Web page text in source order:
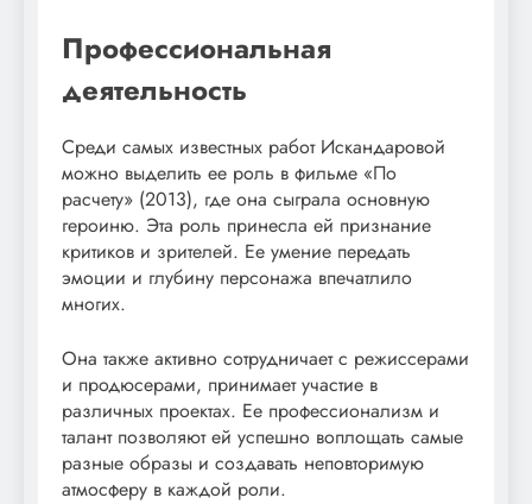
Профессиональная
деятельность
Среди самых известных работ Искандаровой
можно выделить ее роль в фильме «По
расчету» (2013), где она сыграла основную
героиню. Эта роль принесла ей признание
критиков и зрителей. Ее умение передать
эмоции и глубину персонажа впечатлило
многих.
Она также активно сотрудничает с режиссерами
и продюсерами, принимает участие в
различных проектах. Ее профессионализм и
талант позволяют ей успешно воплощать самые
разные образы и создавать неповторимую
атмосферу в каждой роли.